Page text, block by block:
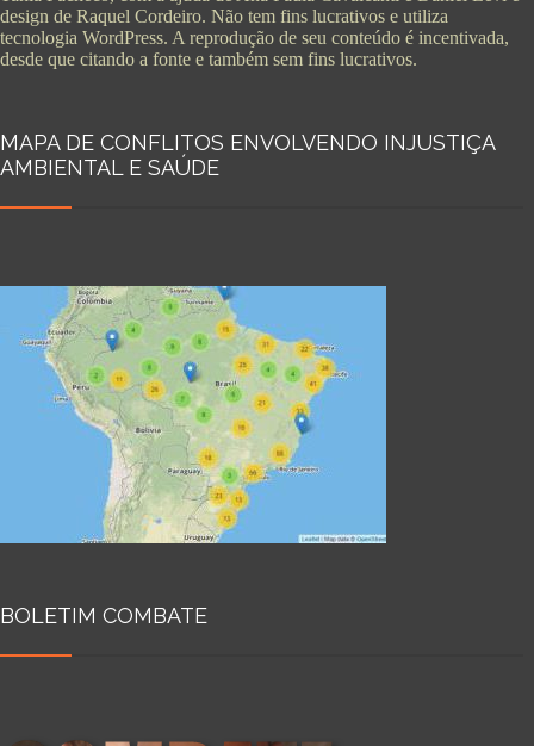
design de Raquel Cordeiro. Não tem fins lucrativos e utiliza
tecnologia WordPress. A reprodução de seu conteúdo é incentivada,
desde que citando a fonte e também sem fins lucrativos.
MAPA DE CONFLITOS ENVOLVENDO INJUSTIÇA
AMBIENTAL E SAÚDE
BOLETIM COMBATE